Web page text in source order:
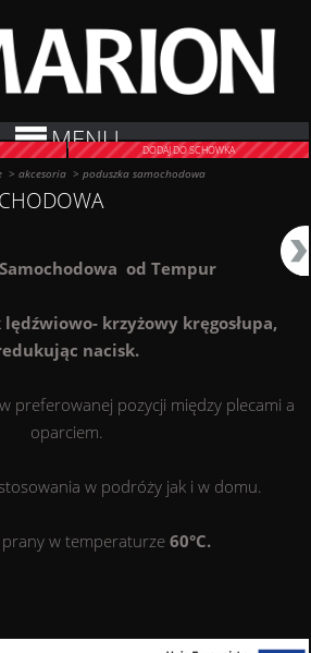
MENU DODAJ DO SCHOWKA
>akcesoria >poduszka samochodowa
od Tempur
krzyżowy kręgosłupa,
nacisk.
preferowanej pozycji między plecami a
oparciem.
w podróży jak i w domu.
prany w temperaturze60°C.